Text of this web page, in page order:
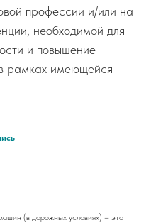
профессии и/или на
необходимой для
и повышение
рамках имеющейся
(в дорожных условиях) – это